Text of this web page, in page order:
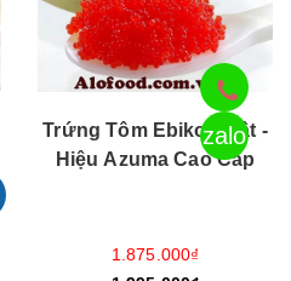
Trứng Tôm Ebiko Nhật -
Hiệu Azuma Cao Cấp
1.875.000₫
zalo